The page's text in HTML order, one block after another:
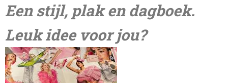
Een stijl, plak en dagboek.
Leuk idee voor jou?